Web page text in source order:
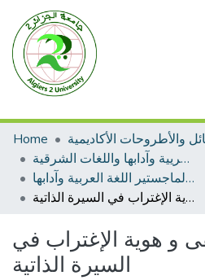
Home
رسائل الماجستير اللغة العريية وآدابها واللغات الشرقية
رسائل الماجستير اللغة العربية وآدابها
تشكلات المنفى و هوية الإغتراب في السيرة الذاتية
و هوية الإغتراب في
السيرة الذاتية